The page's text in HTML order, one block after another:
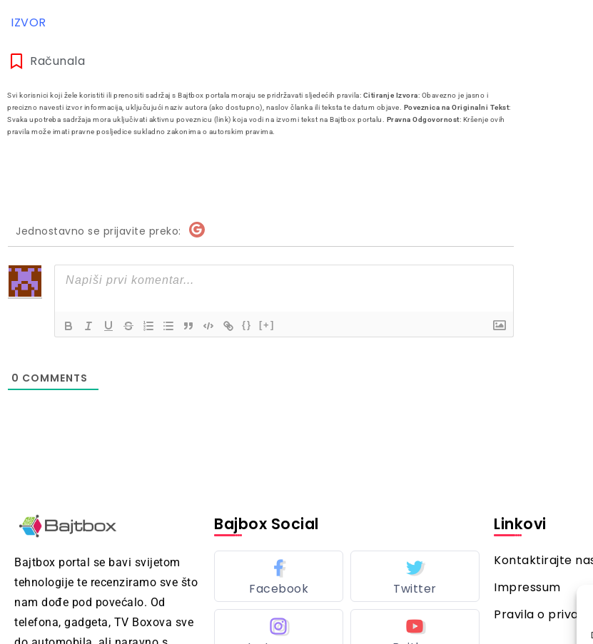
IZVOR
Računala
Svi korisnici koji žele koristiti ili prenositi sadržaj s Bajtbox portala moraju se pridržavati sljedećih pravila: Citiranje Izvora: Obavezno je jasno i
precizno navesti izvor informacija, uključujući naziv autora (ako dostupno), naslov članka ili teksta te datum objave. Poveznica na Originalni Tekst:
Svaka upotreba sadržaja mora uključivati aktivnu poveznicu (link) koja vodi na izvorni tekst na Bajtbox portalu. Pravna Odgovornost: Kršenje ovih
pravila može imati pravne posljedice sukladno zakonima o autorskim pravima.
Jednostavno se prijavite preko:
{} [+]
0 COMMENTS
Bajtbox portal se bavi svijetom
tehnologije te recenziramo sve što
nam dođe pod povećalo. Od
telefona, gadgeta, TV Boxova sve
Bajbox Social
Facebook Twitter
Linkovi
Kontaktirajte
Impressum
Pravila o